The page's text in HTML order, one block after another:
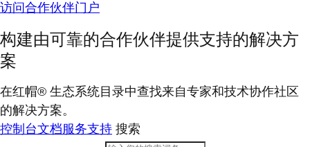
访问合作伙伴门户
构建由可靠的合作伙伴提供支持的解决方
案
在红帽® 生态系统目录中查找来自专家和技术协作社区
的解决方案。
控制台文档服务支持 搜索